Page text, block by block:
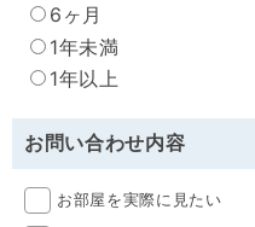
6ヶ月
1年未満
1年以上
お問い合わせ内容
お部屋を実際に見たい